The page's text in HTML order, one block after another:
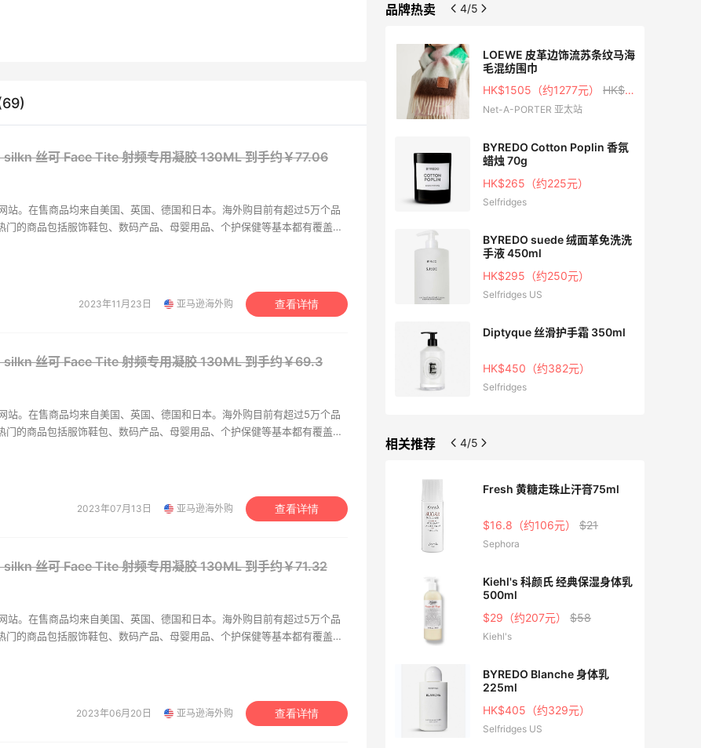
silkn 丝可 Face Tite 射频专用凝胶 130ML到手约￥77.06
站。在售商品均来自美国、英国、德国和日本。海外购目前有超过5万个品
的商品包括服饰鞋包、数码产品、母婴用品、个护保健等基本都有覆盖。
价格同步，为苦于语言障碍和不会转运的用户提供便利及中国本地客服支
2023年11月23日 亚马逊海外购 查看详情
silkn 丝可 Face Tite 射频专用凝胶 130ML到手约￥69.3
站。在售商品均来自美国、英国、德国和日本。海外购目前有超过5万个品
的商品包括服饰鞋包、数码产品、母婴用品、个护保健等基本都有覆盖。
价格同步，为苦于语言障碍和不会转运的用户提供便利及中国本地客服支
2023年07月13日 亚马逊海外购 查看详情
silkn 丝可 Face Tite 射频专用凝胶 130ML到手约￥71.32
站。在售商品均来自美国、英国、德国和日本。海外购目前有超过5万个品
的商品包括服饰鞋包、数码产品、母婴用品、个护保健等基本都有覆盖。
价格同步，为苦于语言障碍和不会转运的用户提供便利及中国本地客服支
2023年06月20日 亚马逊海外购 查看详情
品牌热卖 4/5
462元）$100
Space NK UK
$695（约4582元）
LOEWE 皮革边饰流苏条纹马海
毛混纺围巾
HK$1505（约1277元） HK$2150
Net-A-PORTER 亚太站
BYREDO Cotton Poplin 香氛
蜡烛 70g
HK$265（约225元）
Selfridges
BYREDO suede 绒面革免洗洗
手液 450ml
HK$295（约250元）
Selfridges US
Diptyque 丝滑护手霜 350ml
HK$450（约382元）
Selfridges
相关推荐 4/5
元
外购
$90（约575元）
A$10.46（约49元）A$13.3
德国BA保镖药房中文网
A$18.76（约88元）
A$23.85
德国BA保镖药房中文网
Fresh 黄糖走珠止汗膏75ml
$16.8（约106元） $21
Sephora
Kiehl's 科颜氏 经典保湿身体乳
500ml
$29（约207元） $58
Kiehl's
BYREDO Blanche 身体乳
225ml
HK$405（约329元）
Selfridges US